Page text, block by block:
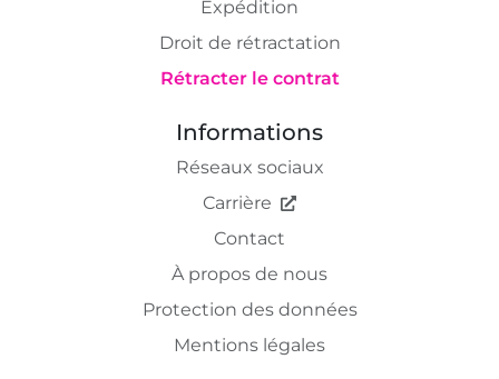
Expédition
Droit de rétractation
Rétracter le contrat
Informations
Réseaux sociaux
Carrière
Contact
À propos de nous
Protection des données
Mentions légales